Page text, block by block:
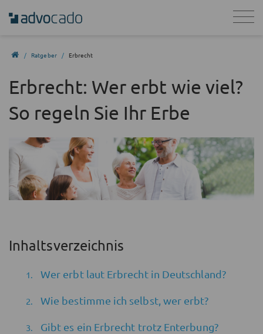
Ratgeber Erbrecht
Erbrecht: Wer erbt wie viel?
So regeln Sie Ihr Erbe
Inhaltsverzeichnis
Wer erbt laut Erbrecht in Deutschland?
Wie bestimme ich selbst, wer erbt?
Gibt es ein Erbrecht trotz Enterbung?